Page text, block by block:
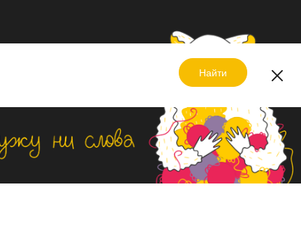
Найти